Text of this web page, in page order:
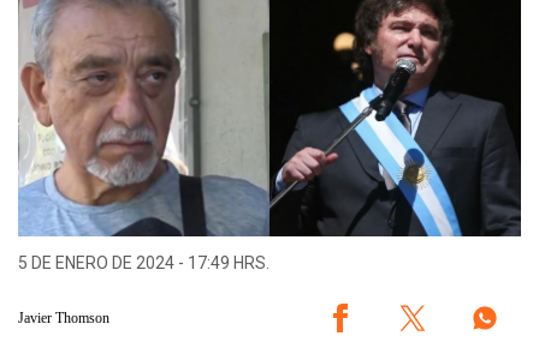
5 DE ENERO DE 2024 - 17:49 HRS.
Javier Thomson